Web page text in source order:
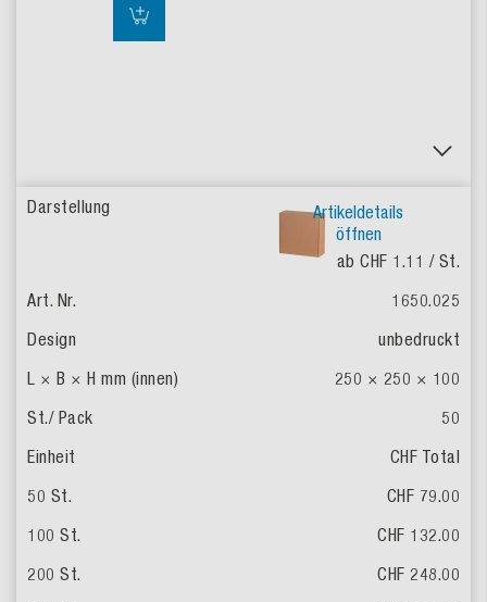
Artikeldetails
öffnen
ab CHF 1.11 / St.
1650.025
unbedruckt
250 × 250 × 100
50
CHF Total
CHF 79.00
CHF 132.00
CHF 248.00